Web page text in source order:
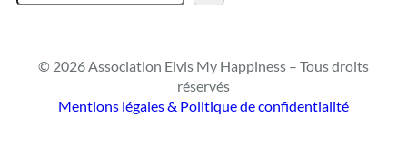
e
e
r
c
© 2026 Association Elvis My Happiness – Tous droits
réservés
Mentions légales & Politique de confidentialité